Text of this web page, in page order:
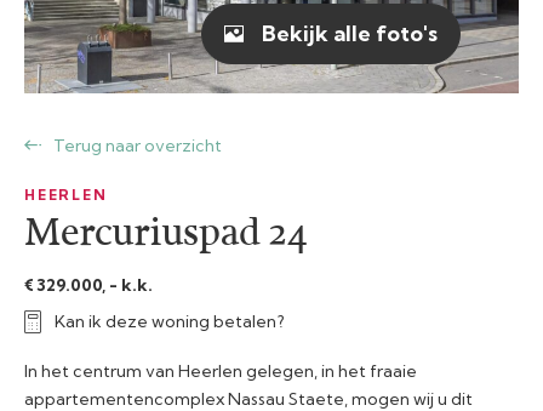
Terug naar overzicht
HEERLEN
Mercuriuspad 24
€ 329.000, - k.k.
Kan ik deze woning betalen?
In het centrum van Heerlen gelegen, in het fraaie
appartementencomplex Nassau Staete, mogen wij u dit
Bekijk alle foto's